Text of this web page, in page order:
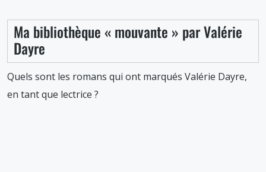
Ma bibliothèque « mouvante » par Valérie
Dayre
Quels sont les romans qui ont marqués Valérie Dayre,
en tant que lectrice ?